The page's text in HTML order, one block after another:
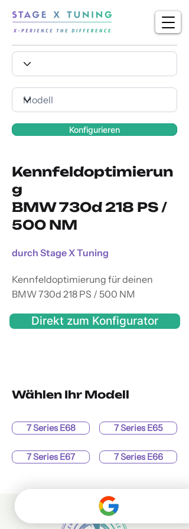
Konfigurieren
Kennfeldoptimierun
g
BMW 730d 218 PS /
500 NM
durch Stage X Tuning
Kennfeldoptimierung für deinen
BMW 730d 218 PS / 500 NM
Direkt zum Konfigurator
Wählen Ihr Modell
7 Series E68
7 Series E67
7 Series E65
7 Series E66